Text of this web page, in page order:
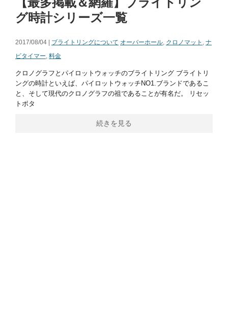
グ時計シリーズ一覧
2017/08/04 | ブライトリングについて オーバーホール, クロノマット , ナ
ビタイマー, 料金
クロノグラフとパイロットウォッチのブライトリング ブライトリ
ングの時計といえば、パイロットウォッチNO1.ブランドであるこ
と、そして現代のクロノグラフの祖であることが有名だ。 リセッ
トボタ
続きを見る